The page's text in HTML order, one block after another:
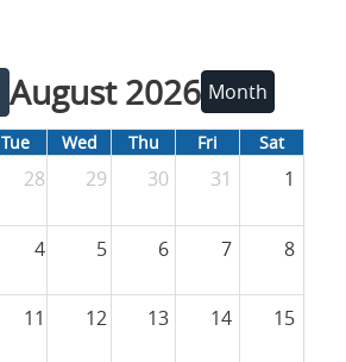
August 2026 Month
Tue Wed Thu Fri Sat
28 29 30 31 1
4 5 6 7 8
11 12 13 14 15